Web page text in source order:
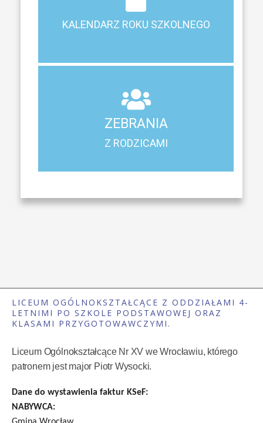
KALENDARZ ROKU SZKOLNEGO
KALENDARZ ROKU SZKOLNEGO
Terminy ferii, matur, zebrań i klasyfikacji
ZEBRANIA
Z RODZICAMI
Z RODZICAMI
Harmonogram spotkań i konsultacji z rodzicami
LICEUM OGÓLNOKSZTAŁCĄCE Z ODDZIAŁAMI 4-
LETNIMI PO SZKOLE PODSTAWOWEJ ORAZ
KLASAMI PRZYGOTOWAWCZYMI.
Liceum Ogólnokształcące Nr XV we Wrocławiu, którego
patronem jest major Piotr Wysocki.
Dane do wystawienia faktur KSeF:
NABYWCA: